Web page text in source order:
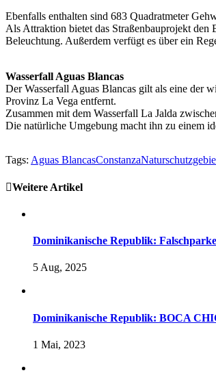
Ebenfalls enthalten sind 683 Quadratmeter
Als Attraktion bietet das Straßenbauprojekt den
Beleuchtung. Außerdem verfügt es über ein
Wasserfall Aguas Blancas
Der Wasserfall Aguas Blancas gilt als eine der
Provinz La Vega entfernt.
Zusammen mit dem Wasserfall La Jalda
Die natürliche Umgebung macht ihn zu einem
Tags: Aguas BlancasConstanza
Weitere Artikel
Dominikanische Republik:
5 Aug, 2025
Dominikanische Republik: BOCA
1 Mai, 2023